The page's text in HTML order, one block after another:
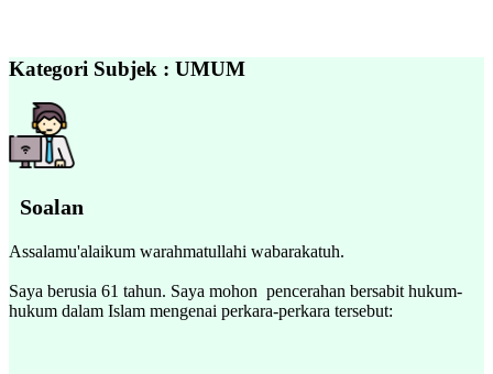
Kategori Subjek : UMUM
Soalan
Assalamu'alaikum warahmatullahi wabarakatuh.
Saya berusia 61 tahun. Saya mohon pencerahan bersabit hukum-
hukum dalam Islam mengenai perkara-perkara tersebut: